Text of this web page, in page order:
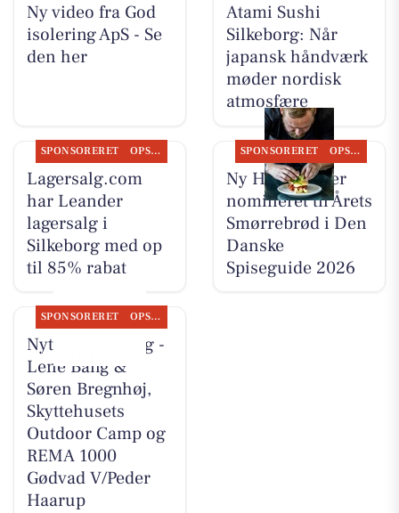
Ny video fra God
isolering ApS - Se
den her
Atami Sushi
Silkeborg: Når
japansk håndværk
møder nordisk
atmosfære
SPONSORERET OPSLAGSTAVLEN
Lagersalg.com
har Leander
lagersalg i
Silkeborg med op
til 85% rabat
SPONSORERET OPSLAGSTAVLEN
Ny Hattenæs er
nomineret til Årets
Smørrebrød i Den
Danske
Spiseguide 2026
SPONSORERET OPSLAGSTAVLEN
Nyt fra CD Bolig -
Lene Bang &
Søren Bregnhøj,
Skyttehusets
Outdoor Camp og
REMA 1000
Gødvad V/Peder
Haarup